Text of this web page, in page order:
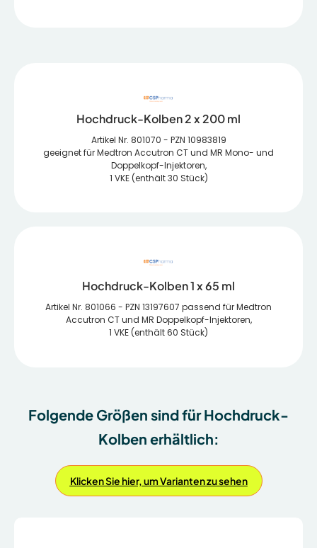
Hochdruck-Kolben 2 x 200 ml
Artikel Nr. 801070 - PZN 10983819
geeignet für Medtron Accutron CT und MR Mono- und
Doppelkopf-Injektoren,
1 VKE (enthält 30 Stück)
Hochdruck-Kolben 1 x 65 ml
Artikel Nr. 801066 - PZN 13197607 passend für Medtron
Accutron CT und MR Doppelkopf-Injektoren,
1 VKE (enthält 60 Stück)
Folgende Größen sind für Hochdruck-
Kolben erhältlich:
Klicken Sie hier, um Varianten zu sehen